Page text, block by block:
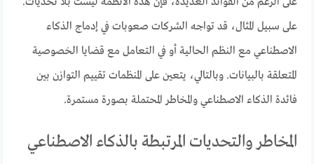
على سبيل المثال، قد تواجه الشركات صعوبات في إدماج الذكاء
الاصطناعي مع النظم الحالية أو في التعامل مع قضايا الخصوصية
المتعلقة بالبيانات. وبالتالي، يتعين على المنظمات تقييم التوازن بين
فائدة الذكاء الاصطناعي والمخاطر المحتملة بصورة مستمرة.
المخاطر والتحديات المرتبطة بالذكاء الاصطناعي